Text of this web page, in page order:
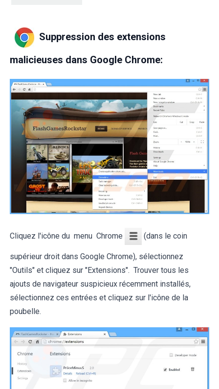
Suppression des extensions
malicieuses dans Google Chrome:
Cliquez l'icône du menu Chrome (dans le coin
supérieur droit dans Google Chrome), sélectionnez
"Outils" et cliquez sur "Extensions". Trouver tous les
ajouts de navigateur suspicieux récemment installés,
sélectionnez ces entrées et cliquez sur l'icône de la
poubelle.